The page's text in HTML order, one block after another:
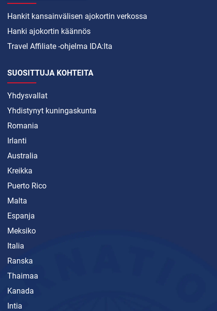
Hankit kansainvälisen ajokortin verkossa
Hanki ajokortin käännös
Travel Affiliate -ohjelma IDA:lta
SUOSITTUJA KOHTEITA
Yhdysvallat
Yhdistynyt kuningaskunta
Romania
Irlanti
Australia
Kreikka
Puerto Rico
Malta
Espanja
Meksiko
Italia
Ranska
Thaimaa
Kanada
Intia